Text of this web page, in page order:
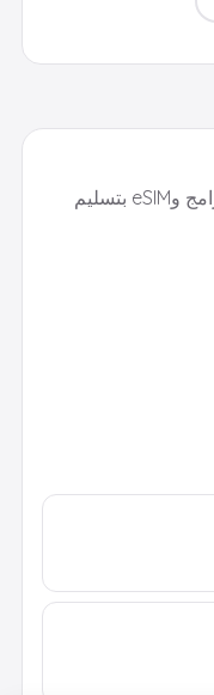
بطاقات هدايا رقمية وأكواد ألعاب وبرامج وeSIM بتسليم